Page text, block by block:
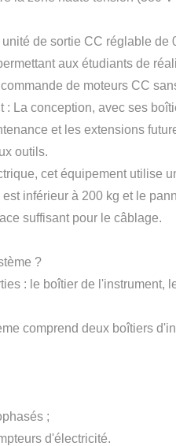
de sortie CC réglable de
aux étudiants de
de moteurs CC
La conception, avec ses
et les extensions
outils.
cet équipement utilise
inférieur à 200 kg et le
suffisant pour le câblage.
?
: le boîtier de l'instrument,
comprend deux boîtiers
;
d'électricité.